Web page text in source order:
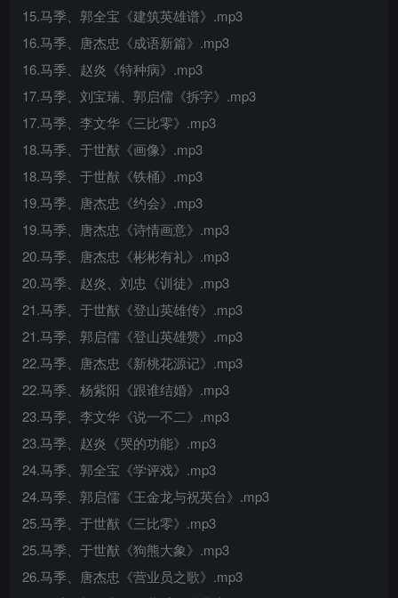
15.马季、郭全宝《建筑英雄谱》.mp3
16.马季、唐杰忠《成语新篇》.mp3
16.马季、赵炎《特种病》.mp3
17.马季、刘宝瑞、郭启儒《拆字》.mp3
17.马季、李文华《三比零》.mp3
18.马季、于世猷《画像》.mp3
18.马季、于世猷《铁桶》.mp3
19.马季、唐杰忠《约会》.mp3
19.马季、唐杰忠《诗情画意》.mp3
20.马季、唐杰忠《彬彬有礼》.mp3
20.马季、赵炎、刘忠《训徒》.mp3
21.马季、于世猷《登山英雄传》.mp3
21.马季、郭启儒《登山英雄赞》.mp3
22.马季、唐杰忠《新桃花源记》.mp3
22.马季、杨紫阳《跟谁结婚》.mp3
23.马季、李文华《说一不二》.mp3
23.马季、赵炎《哭的功能》.mp3
24.马季、郭全宝《学评戏》.mp3
24.马季、郭启儒《王金龙与祝英台》.mp3
25.马季、于世猷《三比零》.mp3
25.马季、于世猷《狗熊大象》.mp3
26.马季、唐杰忠《营业员之歌》.mp3